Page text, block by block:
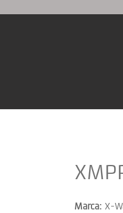
Marca: X-